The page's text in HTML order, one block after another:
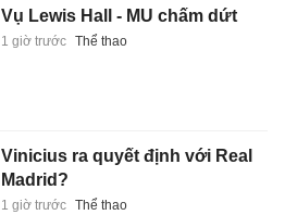
Vụ Lewis Hall - MU chấm dứt
1 giờ trước Thể thao
Vinicius ra quyết định với Real
Madrid?
1 giờ trước Thể thao